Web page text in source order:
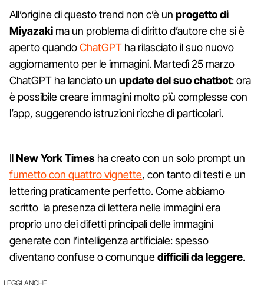
All’origine di questo trend non c’è un progetto di
Miyazaki ma un problema di diritto d’autore che si è
aperto quandoChatGPT ha rilasciato il suo nuovo
aggiornamento per le immagini. Martedì 25 marzo
ChatGPT ha lanciato un update del suo chatbot: ora
è possibile creare immagini molto più complesse con
l’app, suggerendo istruzioni ricche di particolari.
IlNew York Times ha creato con un solo prompt un
fumetto con quattro vignette, con tanto di testi e un
lettering praticamente perfetto. Come abbiamo
scritto la presenza di lettera nelle immagini era
proprio uno dei difetti principali delle immagini
generate con l’intelligenza artificiale: spesso
diventano confuse o comunquedifficili da leggere.
LEGGI ANCHE